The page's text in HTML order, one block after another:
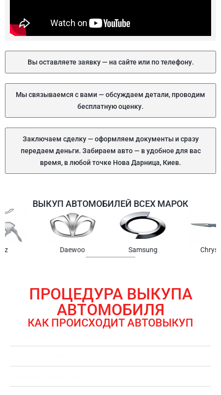
Вы оставляете заявку — на сайте или по телефону.
Мы связываемся с вами — обсуждаем детали, проводим
бесплатную оценку.
Заключаем сделку — оформляем документы и сразу
передаем деньги. Забираем авто — в удобное для вас
время, в любой точке Нова Дарница, Киев.
ВЫКУП АВТОМОБИЛЕЙ ВСЕХ МАРОК
ПРОЦЕДУРА ВЫКУПА
АВТОМОБИЛЯ
КАК ПРОИСХОДИТ АВТОВЫКУП